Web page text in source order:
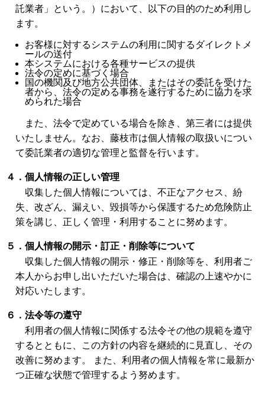
託業者」という。）において、以下の目的のため利用し
ます。
お客様に対するシステムの利用に関するダイレクトメ
ールの送付
本システムにおける各種サービスの提供
法令の定めに基づく場合
国の機関及び地方公共団体、またはその委託を受けた
者から、法令の定める事務を遂行するために協力を求
められた場合
また、法令で定めている場合を除き、第三者には提供
いたしません。なお、藤枝市は個人情報の取扱いについ
て委託業者の適切な管理と監督を行います。
４．個人情報の正しい管理
収集した個人情報については、不正なアクセス、紛
失、改ざん、漏えい、毀損等から保護するため危険防止
策を講じ、正しく管理・利用することに努めます。
５．個人情報の開示・訂正・削除等について
収集した個人情報の開示・修正・削除等を、利用者ご
本人からお申し出いただいた場合は、確認の上速やかに
対応いたします。
６．法令等の遵守
利用者の個人情報に関係する法令その他の規範を遵守
するとともに、この方針の内容を継続的に見直し、その
改善に努めます。 また、利用者の個人情報を常に最新か
つ正確な状態で管理するよう努めます。